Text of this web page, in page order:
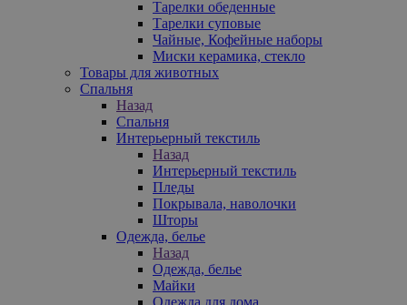
Тарелки обеденные
Тарелки суповые
Чайные, Кофейные наборы
Миски керамика, стекло
Товары для животных
Спальня
Назад
Спальня
Интерьерный текстиль
Назад
Интерьерный текстиль
Пледы
Покрывала, наволочки
Шторы
Одежда, белье
Назад
Одежда, белье
Майки
Одежда для дома